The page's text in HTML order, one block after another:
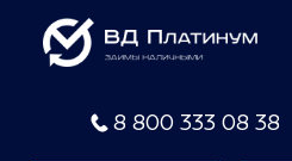
8 800 333 08 38